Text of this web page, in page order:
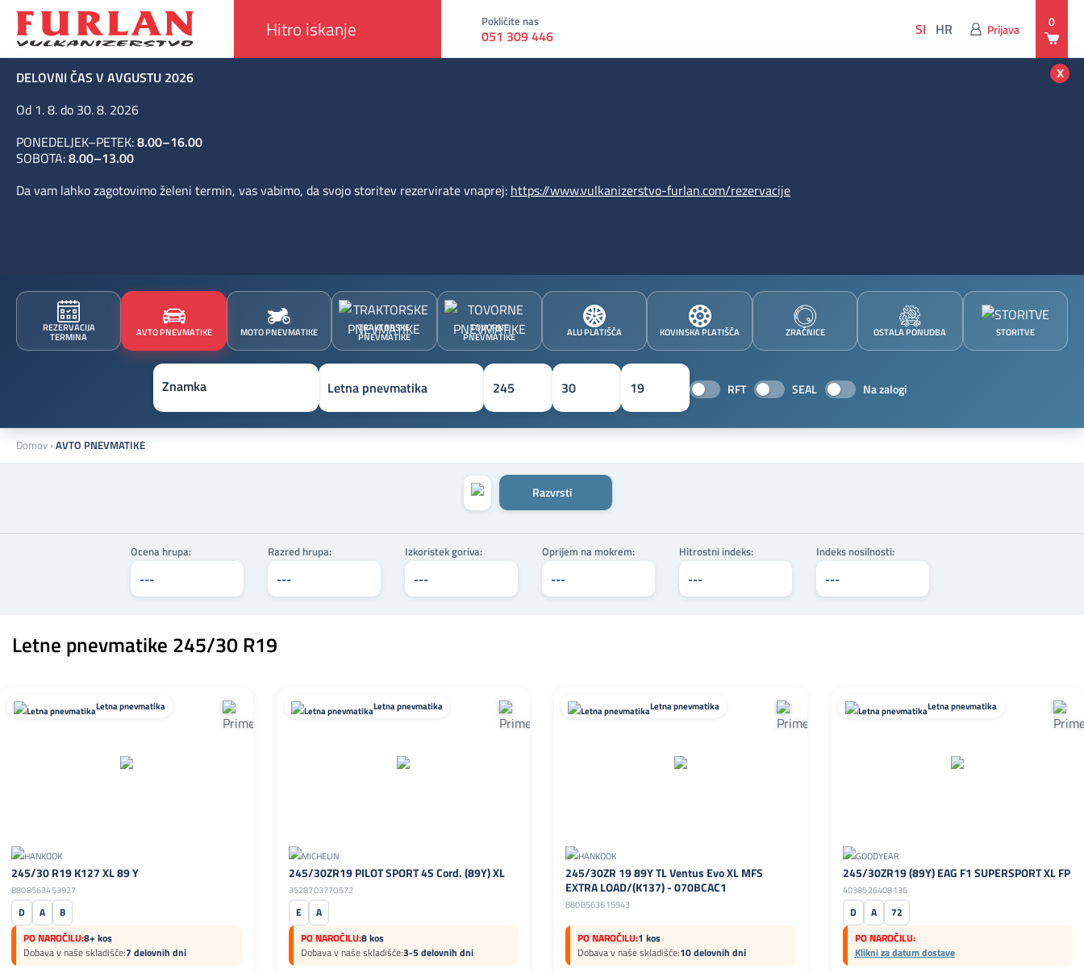
Pokličite nas
051 309 446 SI HR Prijava 0
DELOVNI ČAS V AVGUSTU 2026
Od 1. 8. do 30. 8. 2026
PONEDELJEK–PETEK:8.00–16.00
SOBOTA:8.00–13.00
Da vam lahko zagotovimo želeni termin, vas vabimo, da svojo storitev rezervirate vnaprej: https://www.vulkanizerstvo-furlan.com/rezervacije
x
REZERVACIJA
TERMINA AVTO PNEVMATIKE MOTO PNEVMATIKE TRAKTORSKE
PNEVMATIKE
TOVORNE
PNEVMATIKE ALU PLATIŠČA KOVINSKA PLATIŠČA ZRAČNICE OSTALA PONUDBA STORITVE
Znamka RFT SEAL Na zalogi
Domov ›AVTO PNEVMATIKE
Razvrsti
Ocena hrupa: Razred hrupa: Izkoristek goriva: Oprijem na mokrem: Hitrostni indeks: Indeks nosilnosti:
Letne pnevmatike 245/30 R19
Letna pnevmatika
245/30 R19 K127 XL 89 Y
8808563453927
D A
B
PO NAROČILU:8+ kos
Dobava v naše skladišče:7 delovnih dni
Letna pnevmatika
245/30ZR19 PILOT SPORT 4S Cord. (89Y) XL
3528703770572
E
A
PO NAROČILU:8 kos
Dobava v naše skladišče:3-5 delovnih dni
Letna pnevmatika
245/30ZR 19 89Y TL Ventus Evo XL MFS
EXTRA LOAD/(K137) - 070BCAC1
8808563615943
PO NAROČILU:1 kos
Dobava v naše skladišče:10 delovnih dni
Letna pnevmatika
245/30ZR19 (89Y) EAG F1 SUPERSPORT XL FP
4038526408136
D A
72
PO NAROČILU:
Klikni za datum dostave